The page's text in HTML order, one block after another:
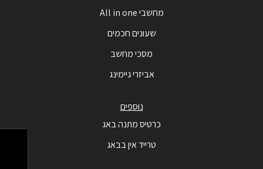
מחשבי All in one
שעונים חכמים
מסכי מחשב
אביזרי גיימינג
נוספים
כרטיס מתנה באג
טרייד אין בבאג